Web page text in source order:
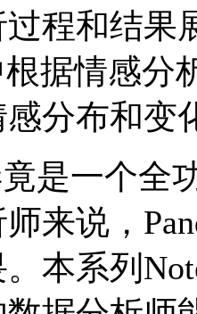
程和结果
根据情感
分布和变
是一个全
来说，
本系列